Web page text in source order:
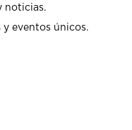
noticias.
y eventos únicos.